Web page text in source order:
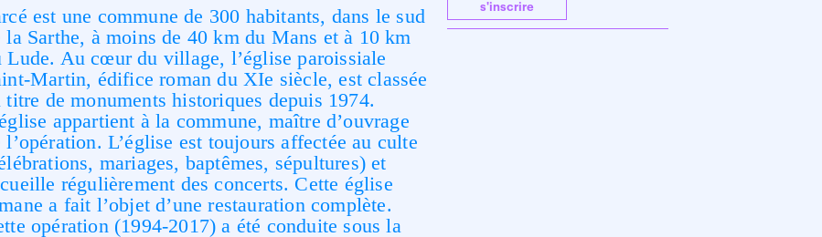
est une commune de 300 habitants, dans le sud
la Sarthe, à moins de 40 km du Mans et à 10 km
Lude. Au cœur du village, l’église paroissiale
Martin, édifice roman du XIe siècle, est classée
titre de monuments historiques depuis 1974.
appartient à la commune, maître d’ouvrage
l’opération. L’église est toujours affectée au culte
mariages, baptêmes, sépultures) et
régulièrement des concerts. Cette église
a fait l’objet d’une restauration complète.
opération (1994-2017) a été conduite sous la
s'inscrire